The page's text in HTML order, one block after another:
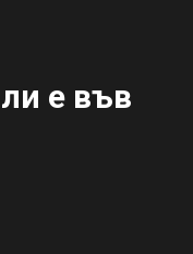
е във